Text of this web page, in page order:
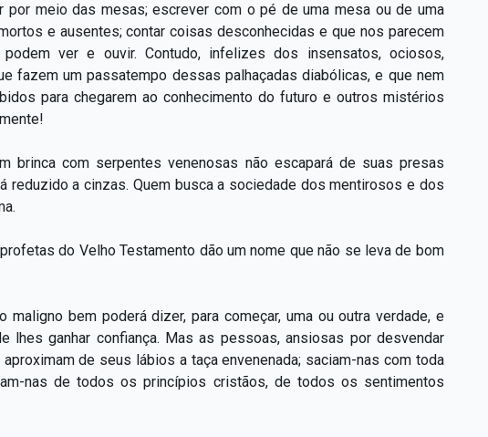
meio das mesas; escrever com o pé de uma mesa ou de uma
e ausentes; contar coisas desconhecidas e que nos parecem
ver e ouvir. Contudo, infelizes dos insensatos, ociosos,
fazem um passatempo dessas palhaçadas diabólicas, e que nem
para chegarem ao conhecimento do futuro e outros mistérios
brinca com serpentes venenosas não escapará de suas presas
reduzido a cinzas. Quem busca a sociedade dos mentirosos e dos
do Velho Testamento dão um nome que não se leva de bom
bem poderá dizer, para começar, uma ou outra verdade, e
ganhar confiança. Mas as pessoas, ansiosas por desvendar
de seus lábios a taça envenenada; saciam-nas com toda
nas de todos os princípios cristãos, de todos os sentimentos